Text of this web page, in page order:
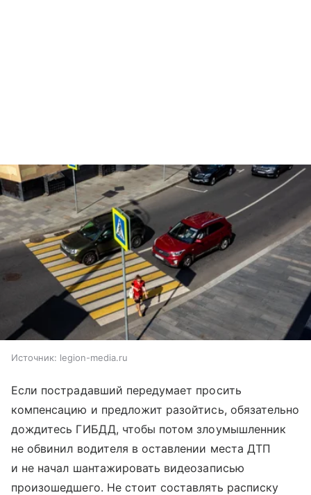
Источник: legion-media.ru
Если пострадавший передумает просить
компенсацию и предложит разойтись, обязательно
дождитесь ГИБДД, чтобы потом злоумышленник
не обвинил водителя в оставлении места ДТП
и не начал шантажировать видеозаписью
произошедшего. Не стоит составлять расписку